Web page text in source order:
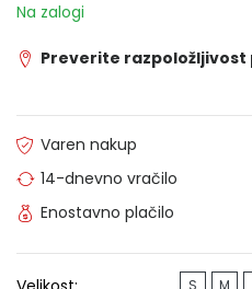
Na zalogi
Preverite
Varen nakup
14-dnevno vračilo
Enostavno plačilo
S M